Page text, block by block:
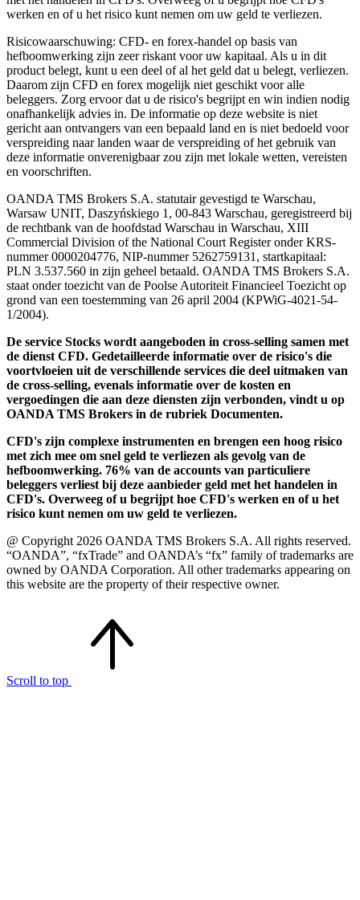
werken en of u het risico kunt nemen om uw geld te verliezen.
Risicowaarschuwing: CFD- en forex-handel op basis van
hefboomwerking zijn zeer riskant voor uw kapitaal. Als u in dit
product belegt, kunt u een deel of al het geld dat u belegt, verliezen.
Daarom zijn CFD en forex mogelijk niet geschikt voor alle
beleggers. Zorg ervoor dat u de risico's begrijpt en win indien nodig
onafhankelijk advies in. De informatie op deze website is niet
gericht aan ontvangers van een bepaald land en is niet bedoeld voor
verspreiding naar landen waar de verspreiding of het gebruik van
deze informatie onverenigbaar zou zijn met lokale wetten, vereisten
en voorschriften.
OANDA TMS Brokers S.A. statutair gevestigd te Warschau,
Warsaw UNIT, Daszyńskiego 1, 00-843 Warschau, geregistreerd bij
de rechtbank van de hoofdstad Warschau in Warschau, XIII
Commercial Division of the National Court Register onder KRS-
nummer 0000204776, NIP-nummer 5262759131, startkapitaal:
PLN 3.537.560 in zijn geheel betaald. OANDA TMS Brokers S.A.
staat onder toezicht van de Poolse Autoriteit Financieel Toezicht op
grond van een toestemming van 26 april 2004 (KPWiG-4021-54-
1/2004).
De service Stocks wordt aangeboden in cross-selling samen met
de dienst CFD. Gedetailleerde informatie over de risico's die
voortvloeien uit de verschillende services die deel uitmaken van
de cross-selling, evenals informatie over de kosten en
vergoedingen die aan deze diensten zijn verbonden, vindt u op
OANDA TMS Brokers in de rubriek Documenten.
CFD's zijn complexe instrumenten en brengen een hoog risico
met zich mee om snel geld te verliezen als gevolg van de
hefboomwerking. 76% van de accounts van particuliere
beleggers verliest bij deze aanbieder geld met het handelen in
CFD's. Overweeg of u begrijpt hoe CFD's werken en of u het
risico kunt nemen om uw geld te verliezen.
@ Copyright 2026 OANDA TMS Brokers S.A. All rights reserved.
“OANDA”, “fxTrade” and OANDA’s “fx” family of trademarks are
owned by OANDA Corporation. All other trademarks appearing on
this website are the property of their respective owner.
Scroll to top